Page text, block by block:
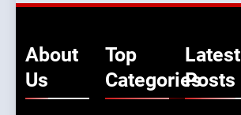
About
Us
Top
Categories
Latest
Posts